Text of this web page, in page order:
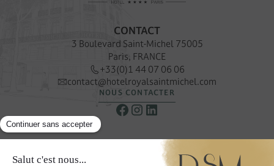
CONTACT
3 Boulevard Saint-Michel 75005
Paris, FRANCE
+33(0)1 44 07 06 06
contact@hotelroyalsaintmichel.com
NOUS CONTACTER
NEWSLETTER
Recevoir nos offres & promotions privilégiées